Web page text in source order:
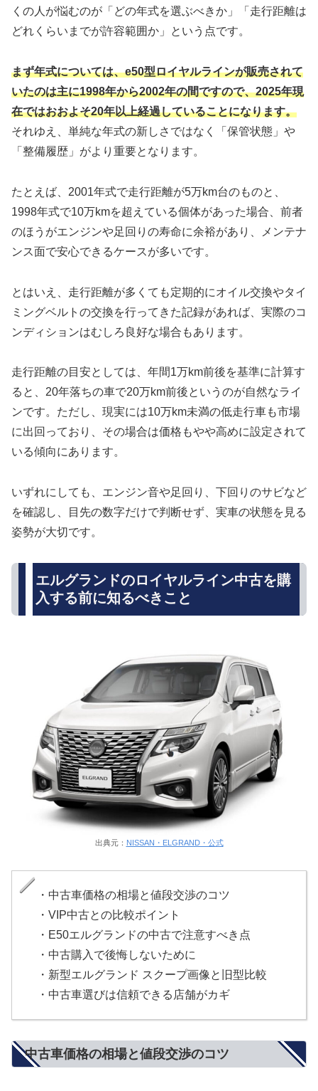
くの人が悩むのが「どの年式を選ぶべきか」「走行距離は
どれくらいまでが許容範囲か」という点です。
まず年式については、e50型ロイヤルラインが販売されて
いたのは主に1998年から2002年の間ですので、2025年現
在ではおおよそ20年以上経過していることになります。
それゆえ、単純な年式の新しさではなく「保管状態」や
「整備履歴」がより重要となります。
たとえば、2001年式で走行距離が5万km台のものと、
1998年式で10万kmを超えている個体があった場合、前者
のほうがエンジンや足回りの寿命に余裕があり、メンテナ
ンス面で安心できるケースが多いです。
とはいえ、走行距離が多くても定期的にオイル交換やタイ
ミングベルトの交換を行ってきた記録があれば、実際のコ
ンディションはむしろ良好な場合もあります。
走行距離の目安としては、年間1万km前後を基準に計算す
ると、20年落ちの車で20万km前後というのが自然なライ
ンです。ただし、現実には10万km未満の低走行車も市場
に出回っており、その場合は価格もやや高めに設定されて
いる傾向にあります。
いずれにしても、エンジン音や足回り、下回りのサビなど
を確認し、目先の数字だけで判断せず、実車の状態を見る
姿勢が大切です。
エルグランドのロイヤルライン中古を購
入する前に知るべきこと
出典元： NISSAN・ELGRAND・公式
・中古車価格の相場と値段交渉のコツ
・VIP中古との比較ポイント
・E50エルグランドの中古で注意すべき点
・中古購入で後悔しないために
・新型エルグランド スクープ画像と旧型比較
・中古車選びは信頼できる店舗がカギ
中古車価格の相場と値段交渉のコツ